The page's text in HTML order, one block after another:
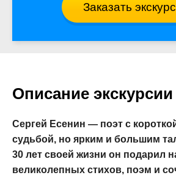
Заказать
Описание экскурсии
Сергей Есенин — поэт с
судьбой, но ярким и большим
30 лет своей жизни он подарил
великолепных стихов, поэм и